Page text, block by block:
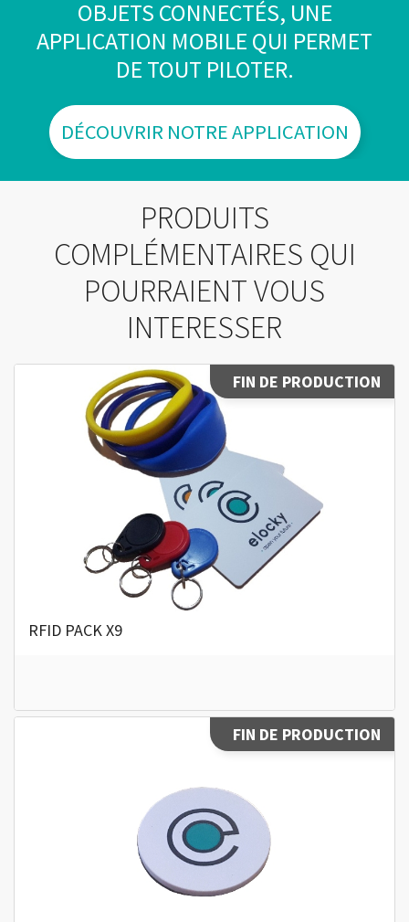
OBJETS CONNECTÉS, UNE
APPLICATION MOBILE QUI PERMET
DE TOUT PILOTER.
DÉCOUVRIR NOTRE APPLICATION
PRODUITS
COMPLÉMENTAIRES QUI
POURRAIENT VOUS
INTERESSER
FIN DE PRODUCTION
RFID PACK X9
FIN DE PRODUCTION